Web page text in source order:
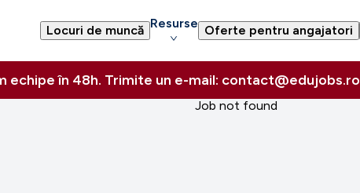
Locuri de muncă Resurse Oferte pentru angajatori
echipe în 48h. Trimite un e-mail: contact@edujobs.ro
Job not found